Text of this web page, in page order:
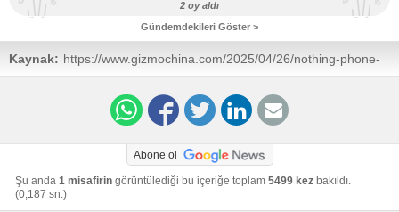
2 oy aldı
Gündemdekileri Göster >
Kaynak: https://www.gizmochina.com/2025/04/26/nothing-phone-
3a-series-update/
Abone ol
Şu anda 1 misafirin görüntülediği bu içeriğe toplam 5499 kez bakıldı.
(0,187 sn.)